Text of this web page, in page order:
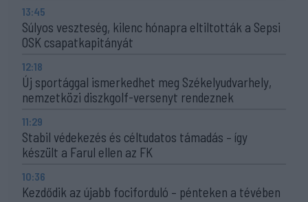
13:45
Súlyos veszteség, kilenc hónapra eltiltották a Sepsi
OSK csapatkapitányát
12:18
Új sportággal ismerkedhet meg Székelyudvarhely,
nemzetközi diszkgolf-versenyt rendeznek
11:29
Stabil védekezés és céltudatos támadás – így
készült a Farul ellen az FK
10:36
Kezdődik az újabb fociforduló – pénteken a tévében